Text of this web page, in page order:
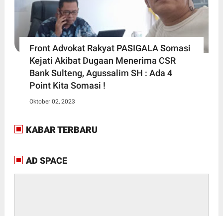
Front Advokat Rakyat PASIGALA Somasi
Kejati Akibat Dugaan Menerima CSR
Bank Sulteng, Agussalim SH : Ada 4
Point Kita Somasi !
Oktober 02, 2023
KABAR TERBARU
AD SPACE